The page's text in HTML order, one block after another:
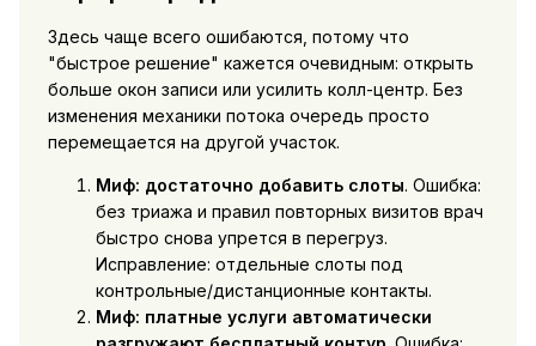
Здесь чаще всего ошибаются, потому что
"быстрое решение" кажется очевидным: открыть
больше окон записи или усилить колл-центр. Без
изменения механики потока очередь просто
перемещается на другой участок.
Миф: достаточно добавить слоты. Ошибка:
без триажа и правил повторных визитов врач
быстро снова упрется в перегруз.
Исправление: отдельные слоты под
контрольные/дистанционные контакты.
Миф: платные услуги автоматически